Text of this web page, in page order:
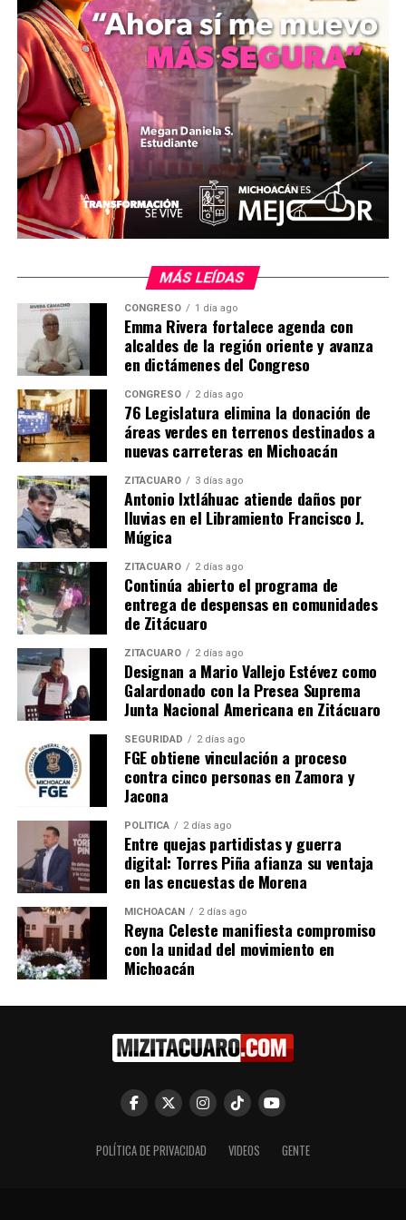
Según lo estipulado en el artículo 72, de confirmarse la
nulidad bajo estos supuestos, se deberá convocar a una
elección extraordinaria. En este nuevo proceso no podrá
participar la persona que haya sido sancionada y las
autoridades deberán disponer de medidas de seguridad
para la reposición del ejercicio democrático.
Finalmente, el ordenamiento indica que el Tribunal
Electoral será el encargado de valorar el contexto de
violencia y la posible injerencia de factores externos,
con el objetivo de evitar que la nulidad de la elección sea
utilizada de manera indebida.
mizitacuaro
Comparte con:
Me gusta esto:
Relacionado
Aprueba Congreso reforma
al Código Electoral
30 mayo, 2017
En "Política"
las reformas que se
proponen al Código Electoral.
1 junio, 2023
En "Política"
7 septiembre, 2014
MÁS LEÍDAS
CONGRESO 1 día ago
Emma Rivera fortalece agenda con
alcaldes de la región oriente y avanza
en dictámenes del Congreso
CONGRESO 2 días ago
76 Legislatura elimina la donación de
áreas verdes en terrenos destinados a
nuevas carreteras en Michoacán
ZITÁCUARO 3 días ago
Antonio Ixtláhuac atiende daños por
lluvias en el Libramiento Francisco J.
Múgica
ZITÁCUARO 2 días ago
Continúa abierto el programa de
entrega de despensas en comunidades
de Zitácuaro
ZITÁCUARO 2 días ago
Designan a Mario Vallejo Estévez como
Galardonado con la Presea Suprema
Junta Nacional Americana en Zitácuaro
SEGURIDAD 2 días ago
FGE obtiene vinculación a proceso
contra cinco personas en Zamora y
Jacona
POLÍTICA 2 días ago
Entre quejas partidistas y guerra
digital: Torres Piña afianza su ventaja
en las encuestas de Morena
MICHOACÁN 2 días ago
Reyna Celeste manifiesta compromiso
con la unidad del movimiento en
Michoacán
POLÍTICA DE PRIVACIDAD VIDEOS GENTE